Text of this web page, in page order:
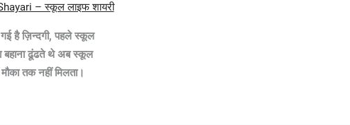
– स्कूल लाइफ शायरी
है ज़िन्दगी, पहले स्कूल
बहाना ढूंढते थे अब स्कूल
तक नहीं मिलता।